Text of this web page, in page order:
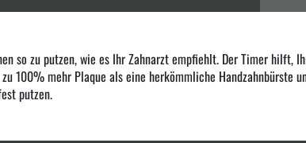
so zu putzen, wie es Ihr Zahnarzt empfiehlt. Der Timer
100% mehr Plaque als eine herkömmliche
putzen.